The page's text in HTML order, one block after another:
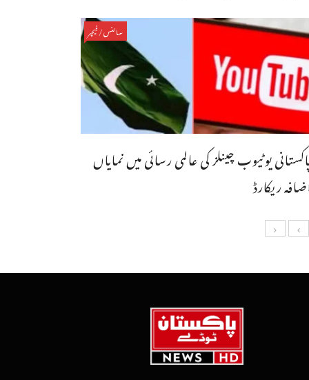
سائنس/فیچر
یوٹیوب چینلز کی عالمی رسائی میں نمایاں
ریکارڈ